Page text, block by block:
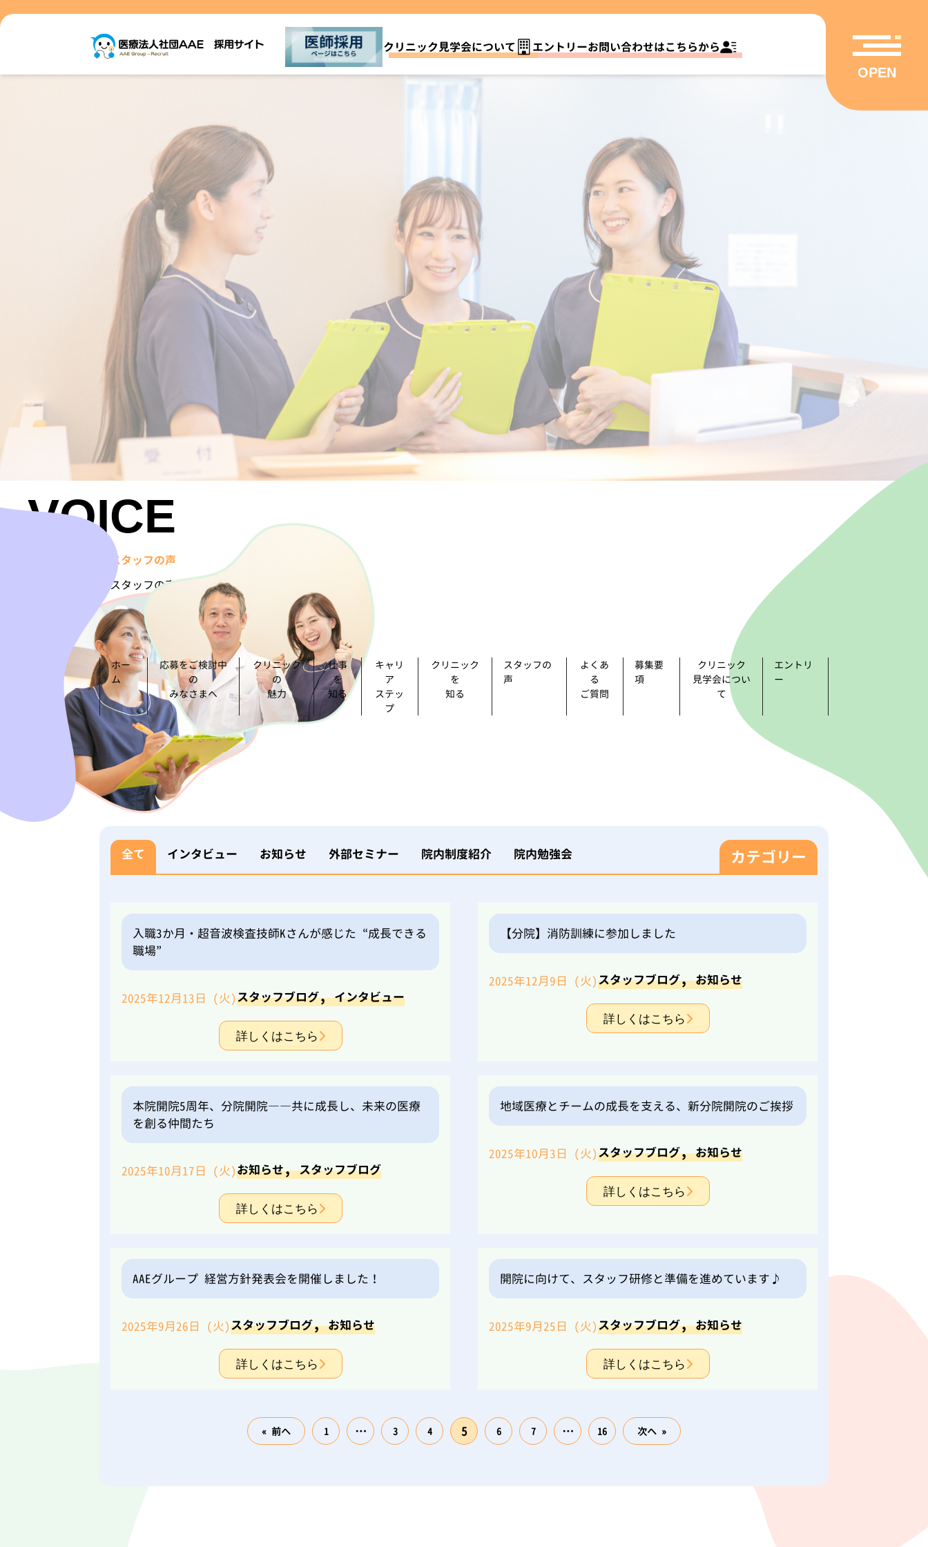
クリニック見学会について
エントリーお問い合わせはこちらから
OPEN
VOICE
先輩スタッフの声
先輩スタッフの声
ホー
ム
応募をご検討中
の
みなさまへ
クリニック
の
魅力
仕事
を
知る
キャリ
ア
ステッ
プ
クリニック
を
知る
スタッフの
声
よくあ
る
ご質問
募集要
項
クリニック
見学会につい
て
エントリ
ー
全て インタビュー お知らせ 外部セミナー 院内制度紹介 院内勉強会 カテゴリー
入職3か月・超音波検査技師Kさんが感じた“成長できる
職場”
2025年12月13日 (火)スタッフブログ,インタビュー
詳しくはこちら
【分院】消防訓練に参加しました
2025年12月9日 (火)スタッフブログ,お知らせ
詳しくはこちら
本院開院5周年、分院開院――共に成長し、未来の医療
を創る仲間たち
2025年10月17日 (火)お知らせ,スタッフブログ
詳しくはこちら
地域医療とチームの成長を支える、新分院開院のご挨拶
2025年10月3日 (火)スタッフブログ,お知らせ
詳しくはこちら
AAEグループ 経営方針発表会を開催しました！
2025年9月26日 (火)スタッフブログ,お知らせ
詳しくはこちら
開院に向けて、スタッフ研修と準備を進めています♪
2025年9月25日 (火)スタッフブログ,お知らせ
詳しくはこちら
« 前へ 1 … 3 4 5 6 7 … 16 次へ »